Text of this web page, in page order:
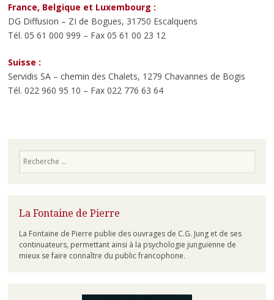
France, Belgique et Luxembourg :
DG Diffusion – ZI de Bogues, 31750 Escalquens
Tél. 05 61 000 999 – Fax 05 61 00 23 12
Suisse :
Servidis SA – chemin des Chalets, 1279 Chavannes de Bogis
Tél. 022 960 95 10 – Fax 022 776 63 64
La Fontaine de Pierre
La Fontaine de Pierre publie des ouvrages de C.G. Jung et de ses
continuateurs, permettant ainsi à la psychologie junguienne de
mieux se faire connaître du public francophone.